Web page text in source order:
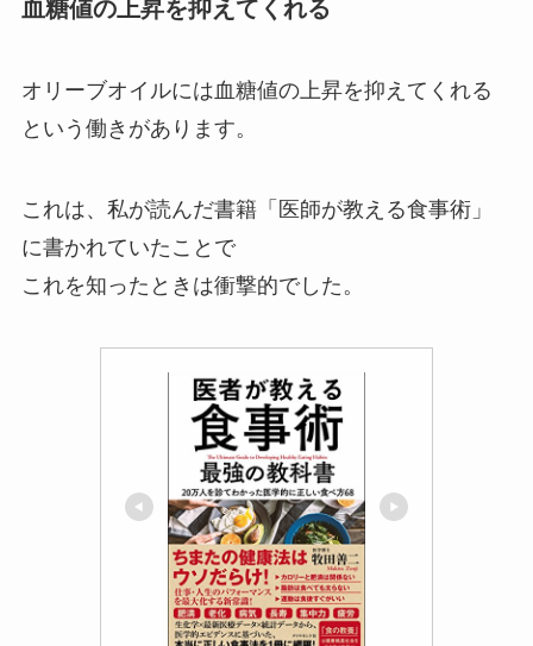
血糖値の上昇を抑えてくれる
オリーブオイルには血糖値の上昇を抑えてくれる
という働きがあります。
これは、私が読んだ書籍「医師が教える食事術」
に書かれていたことで
これを知ったときは衝撃的でした。